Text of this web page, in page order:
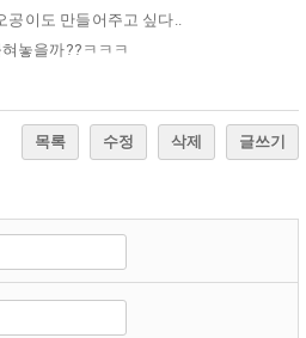
공이도 만들어주고 싶다..
놓을까??ㅋㅋㅋ
목록 수정 삭제 글쓰기